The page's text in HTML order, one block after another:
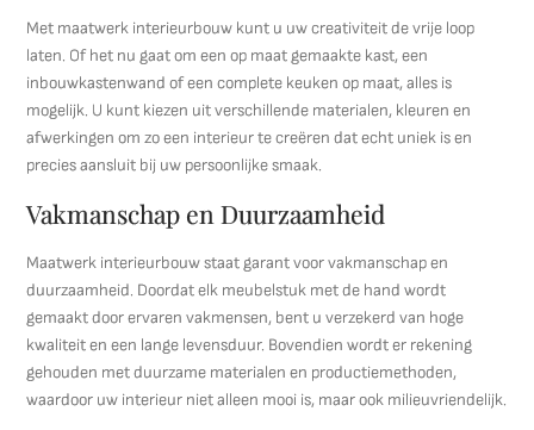
Met maatwerk interieurbouw kunt u uw creativiteit de vrije loop
laten. Of het nu gaat om een op maat gemaakte kast, een
inbouwkastenwand of een complete keuken op maat, alles is
mogelijk. U kunt kiezen uit verschillende materialen, kleuren en
afwerkingen om zo een interieur te creëren dat echt uniek is en
precies aansluit bij uw persoonlijke smaak.
Vakmanschap en Duurzaamheid
Maatwerk interieurbouw staat garant voor vakmanschap en
duurzaamheid. Doordat elk meubelstuk met de hand wordt
gemaakt door ervaren vakmensen, bent u verzekerd van hoge
kwaliteit en een lange levensduur. Bovendien wordt er rekening
gehouden met duurzame materialen en productiemethoden,
waardoor uw interieur niet alleen mooi is, maar ook milieuvriendelijk.